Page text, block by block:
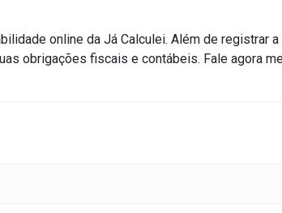
online da Já Calculei. Além de registrar a
obrigações fiscais e contábeis. Fale agora